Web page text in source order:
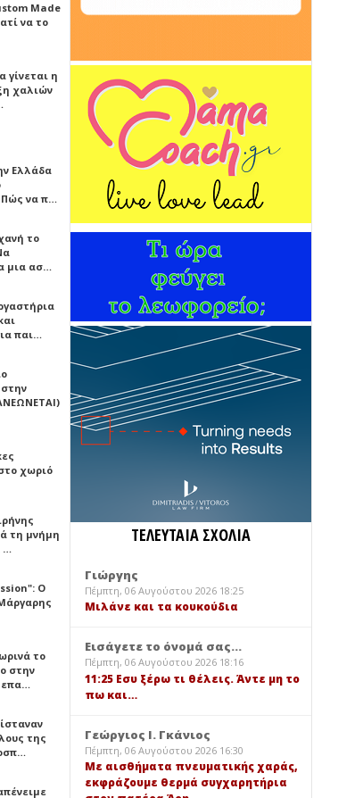
Made
να το
γίνεται η
χαλιών
Ελλάδα
Πώς να π…
το
μια ασ…
παι…
χωριό
τη μνήμη
…
Ο
το
στην
επα…
της
ΤΕΛΕΥΤΑΙΑ ΣΧΟΛΙΑ
Γιώργης
Πέμπτη, 06 Αυγούστου 2026 18:25
Μιλάνε και τα κουκούδια
Εισάγετε το όνομά σας...
Πέμπτη, 06 Αυγούστου 2026 18:16
11:25 Εσυ ξέρω τι θέλεις. Άντε μη το
πω και…
Γεώργιος Ι. Γκάνιος
Πέμπτη, 06 Αυγούστου 2026 16:30
Με αισθήματα πνευματικής χαράς,
εκφράζουμε θερμά συγχαρητήρια